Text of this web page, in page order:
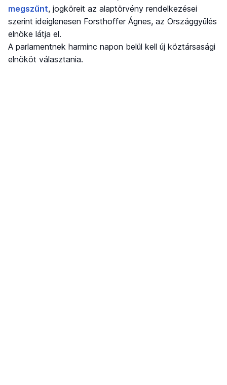
megszűnt, jogköreit az alaptörvény rendelkezései
szerint ideiglenesen Forsthoffer Ágnes, az Országgyűlés
elnöke látja el.
A parlamentnek harminc napon belül kell új köztársasági
elnököt választania.